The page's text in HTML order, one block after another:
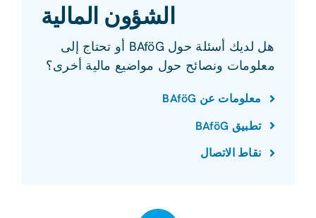
الشؤون المالية
هل لديك أسئلة حول BAföG أو تحتاج إلى
معلومات ونصائح حول مواضيع مالية أخرى؟
معلومات عن BAföG
تطبيق BAföG
نقاط الاتصال